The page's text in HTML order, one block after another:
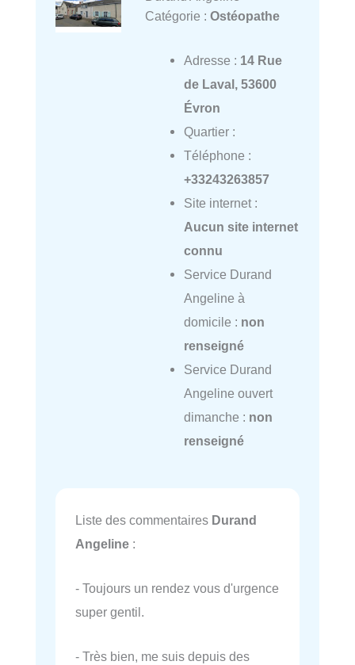
Catégorie : Ostéopathe
Adresse : 14 Rue
de Laval, 53600
Évron
Quartier :
Téléphone :
+33243263857
Site internet :
Aucun site internet
connu
Service Durand
Angeline à
domicile : non
renseigné
Service Durand
Angeline ouvert
dimanche : non
renseigné
Liste des commentaires Durand
Angeline :
- Toujours un rendez vous d'urgence
super gentil.
- Très bien, me suis depuis des